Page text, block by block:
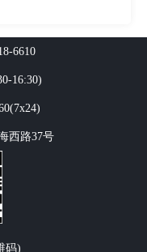
6610
16:30)
西路37号
码)